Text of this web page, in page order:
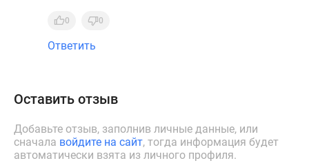
0 0
Ответить
Оставить отзыв
Добавьте отзыв, заполнив личные данные, или
сначала войдите на сайт, тогда информация будет
автоматически взята из личного профиля.